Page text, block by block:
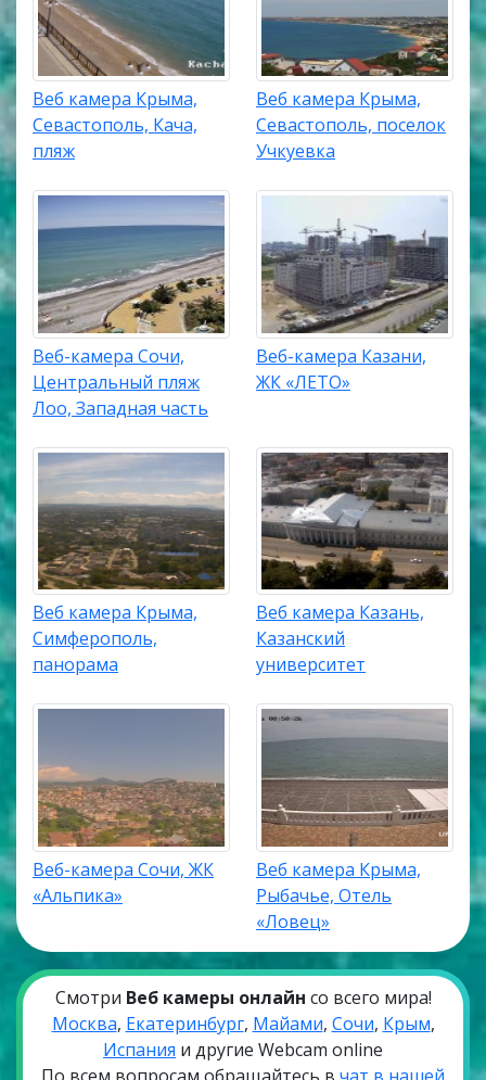
Веб камера Крыма,
Севастополь, Кача,
пляж
Веб камера Крыма,
Севастополь, поселок
Учкуевка
Веб-камера Сочи,
Центральный пляж
Лоо, Западная часть
Веб-камера Казани,
ЖК «ЛЕТО»
Веб камера Крыма,
Симферополь,
панорама
Веб камера Казань,
Казанский
университет
Веб-камера Сочи, ЖК
«Альпика»
Веб камера Крыма,
Рыбачье, Отель
«Ловец»
Смотри Веб камеры онлайн со всего мира!
Москва, Екатеринбург, Майами, Сочи, Крым,
Испания и другие Webcam online